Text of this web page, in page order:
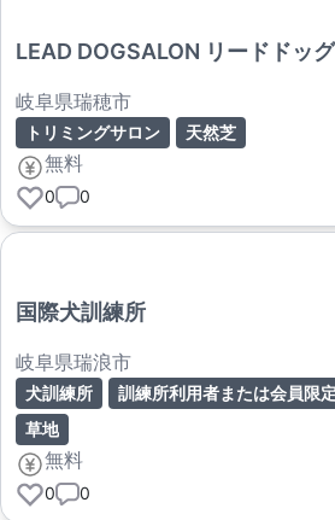
LEAD DOGSALON リードドッ
岐阜県瑞穂市
トリミングサロン 天然芝
無料
0 0
国際犬訓練所
岐阜県瑞浪市
犬訓練所
草地
無料
0 0